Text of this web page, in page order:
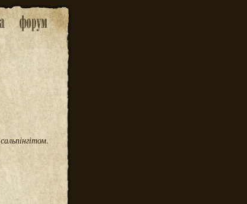
сальпінгітом.